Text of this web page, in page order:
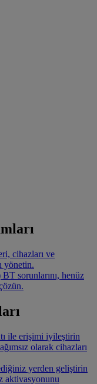
cihazları ve
yönetin.
BT sorunlarını, henüz
ile erişimi iyileştirin
olarak cihazları
yerden geliştirin
aktivasyonunu